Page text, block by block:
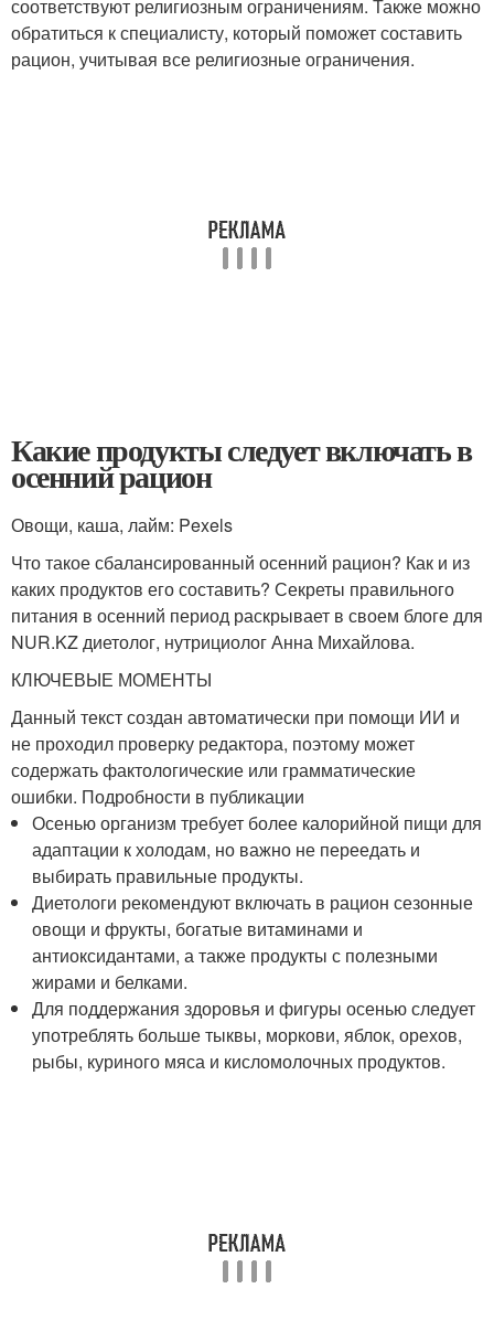
соответствуют религиозным ограничениям. Также можно
обратиться к специалисту, который поможет составить
рацион, учитывая все религиозные ограничения.
Какие продукты следует включать в
осенний рацион
Овощи, каша, лайм: Pexels
Что такое сбалансированный осенний рацион? Как и из
каких продуктов его составить? Секреты правильного
питания в осенний период раскрывает в своем блоге для
NUR.KZ диетолог, нутрициолог Анна Михайлова.
КЛЮЧЕВЫЕ МОМЕНТЫ
Данный текст создан автоматически при помощи ИИ и
не проходил проверку редактора, поэтому может
содержать фактологические или грамматические
ошибки. Подробности в публикации
Осенью организм требует более калорийной пищи для
адаптации к холодам, но важно не переедать и
выбирать правильные продукты.
Диетологи рекомендуют включать в рацион сезонные
овощи и фрукты, богатые витаминами и
антиоксидантами, а также продукты с полезными
жирами и белками.
Для поддержания здоровья и фигуры осенью следует
употреблять больше тыквы, моркови, яблок, орехов,
рыбы, куриного мяса и кисломолочных продуктов.